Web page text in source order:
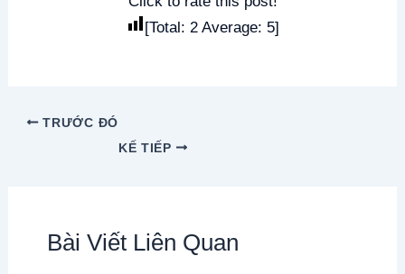
[Total: 2Average: 5]
TRƯỚC ĐÓ
KẾ TIẾP
Bài Viết Liên Quan